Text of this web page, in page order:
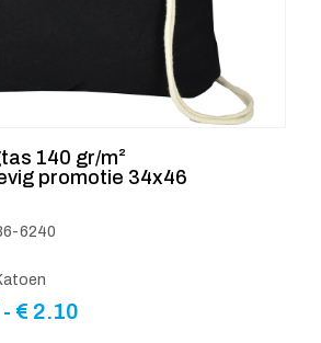
140 gr/m²
promotie 34x46
6240
- € 2.10